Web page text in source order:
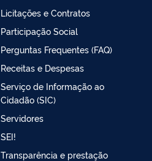
Licitações e Contratos
Participação Social
Perguntas Frequentes (FAQ)
Receitas e Despesas
Serviço de Informação ao
Cidadão (SIC)
Servidores
SEI!
Transparência e prestação